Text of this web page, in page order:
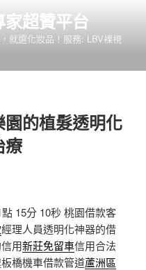
超贊平台
就選化妝品！服務: LBV裸視
的植髮透明化
療
15分 10秒 桃園借款客
經理人員透明化神器的借
用新莊免留車信用合法
橋機車借款管道蘆洲區